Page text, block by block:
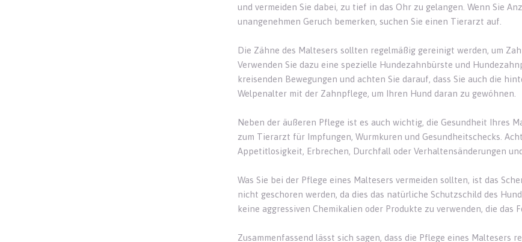
und vermeiden Sie dabei, zu tief in das Ohr zu gelangen. Wenn Sie
unangenehmen Geruch bemerken, suchen Sie einen Tierarzt auf.
Die Zähne des Maltesers sollten regelmäßig gereinigt werden, um
Verwenden Sie dazu eine spezielle Hundezahnbürste und
kreisenden Bewegungen und achten Sie darauf, dass Sie auch die
Welpenalter mit der Zahnpflege, um Ihren Hund daran zu gewöhnen.
Neben der äußeren Pflege ist es auch wichtig, die Gesundheit Ihres
zum Tierarzt für Impfungen, Wurmkuren und Gesundheitschecks.
Appetitlosigkeit, Erbrechen, Durchfall oder Verhaltensänderungen
Was Sie bei der Pflege eines Maltesers vermeiden sollten, ist das
nicht geschoren werden, da dies das natürliche Schutzschild des
keine aggressiven Chemikalien oder Produkte zu verwenden, die das
Zusammenfassend lässt sich sagen, dass die Pflege eines Maltesers